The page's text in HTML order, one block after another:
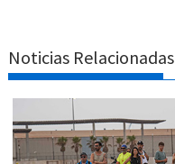
Noticias Relacionadas